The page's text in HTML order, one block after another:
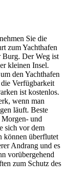
Sie die
zum Yachthafen
Burg. Der Weg ist
kleinen Insel.
den Yachthafen
Verfügbarkeit
ist kostenlos.
wenn man
läuft. Beste
und
sich vor dem
können überflutet
Andrang und es
vorübergehend
zum Schutz des